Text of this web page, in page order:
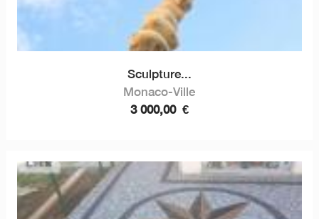
Sculpture...
Monaco-Ville
3 000,00 €